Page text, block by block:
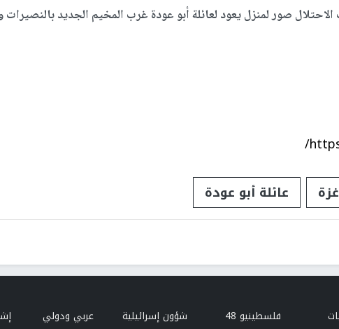
صور لمنزل يعود لعائلة أبو عودة غرب المخيم الجديد
عائلة أبو عودة
فلسطينيو 48 شؤون إسرائيلية عربي ودولي